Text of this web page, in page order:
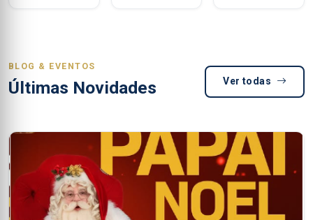
BLOG & EVENTOS
Últimas Novidades Ver todas